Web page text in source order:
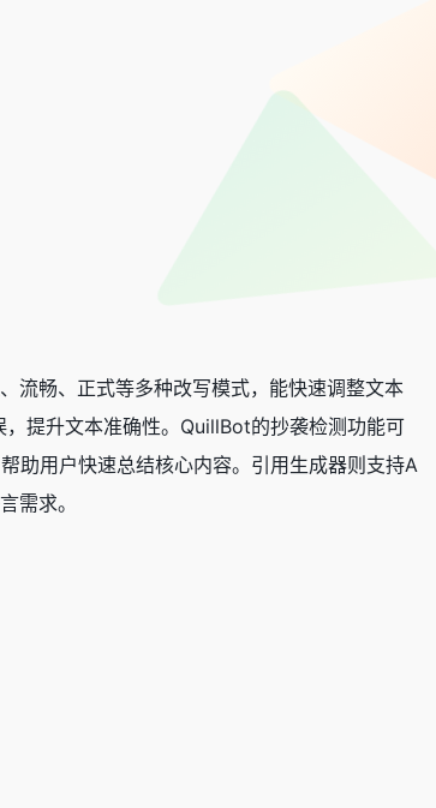
流畅、正式等多种改写模式，能快速调整文本
提升文本准确性。QuillBot的抄袭检测功能可
助用户快速总结核心内容。引用生成器则支持A
需求。